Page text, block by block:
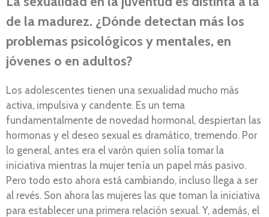
de la madurez. ¿Dónde detectan más los
problemas psicológicos y mentales, en
jóvenes o en adultos?
Los adolescentes tienen una sexualidad mucho más
activa, impulsiva y candente. Es un tema
fundamentalmente de novedad hormonal, despiertan las
hormonas y el deseo sexual es dramático, tremendo. Por
lo general, antes era el varón quien solía tomar la
iniciativa mientras la mujer tenía un papel más pasivo.
Pero todo esto ahora está cambiando, incluso llega a ser
al revés. Son ahora las mujeres las que toman la iniciativa
para establecer una primera relación sexual. Y, además, el